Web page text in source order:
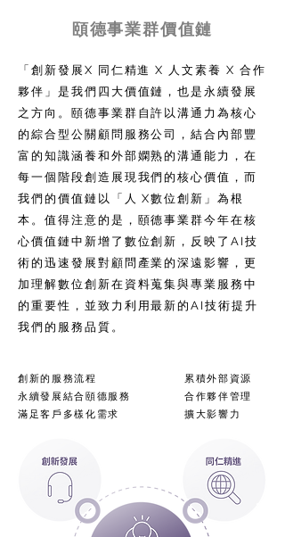
頤德事業群價值鏈
「創新發展X 同仁精進 X 人文素養 X 合作
夥伴」是我們四大價值鏈，也是永續發展
之方向。頤德事業群自許以溝通力為核心
的綜合型公關顧問服務公司，結合內部豐
富的知識涵養和外部嫻熟的溝通能力，在
每一個階段創造展現我們的核心價值，而
我們的價值鏈以「人 X數位創新」為根
本。值得注意的是，頤德事業群今年在核
心價值鏈中新增了數位創新，反映了AI技
術的迅速發展對顧問產業的深遠影響，更
加理解數位創新在資料蒐集與專業服務中
的重要性，並致力利用最新的AI技術提升
我們的服務品質。
創新的服務流程
永續發展結合頤德服務
滿足客戶多樣化需求
累積外部資源
合作夥伴管理
擴大影響力